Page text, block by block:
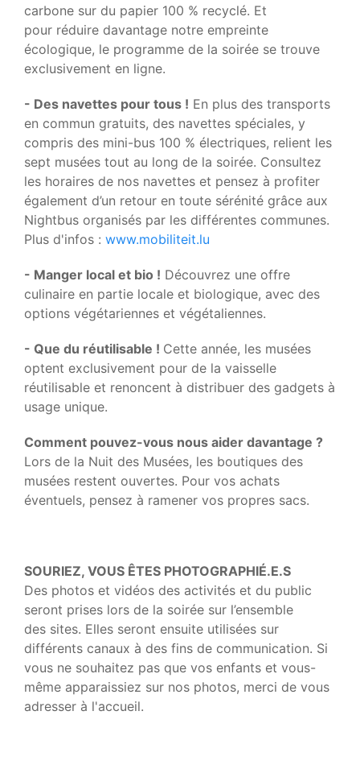
carbone sur du papier 100 % recyclé. Et
pour réduire davantage notre empreinte
écologique, le programme de la soirée se trouve
exclusivement en ligne.
- Des navettes pour tous ! En plus des transports
en commun gratuits, des navettes spéciales, y
compris des mini-bus 100 % électriques, relient les
sept musées tout au long de la soirée. Consultez
les horaires de nos navettes et pensez à profiter
également d’un retour en toute sérénité grâce aux
Nightbus organisés par les différentes communes.
Plus d'infos : www.mobiliteit.lu
- Manger local et bio ! Découvrez une offre
culinaire en partie locale et biologique, avec des
options végétariennes et végétaliennes.
- Que du réutilisable ! Cette année, les musées
optent exclusivement pour de la vaisselle
réutilisable et renoncent à distribuer des gadgets à
usage unique.
Comment pouvez-vous nous aider davantage ?
Lors de la Nuit des Musées, les boutiques des
musées restent ouvertes. Pour vos achats
éventuels, pensez à ramener vos propres sacs.
SOURIEZ, VOUS ÊTES PHOTOGRAPHIÉ.E.S
Des photos et vidéos des activités et du public
seront prises lors de la soirée sur l’ensemble
des sites. Elles seront ensuite utilisées sur
différents canaux à des fins de communication. Si
vous ne souhaitez pas que vos enfants et vous-
même apparaissiez sur nos photos, merci de vous
adresser à l'accueil.